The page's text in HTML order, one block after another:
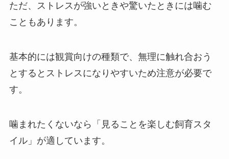
ただ、ストレスが強いときや驚いたときには噛む
こともあります。
基本的には観賞向けの種類で、無理に触れ合おう
とするとストレスになりやすいため注意が必要で
す。
噛まれたくないなら「見ることを楽しむ飼育スタ
イル」が適しています。